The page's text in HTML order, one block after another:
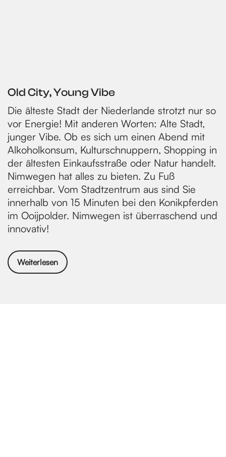
Old City, Young Vibe
Die älteste Stadt der Niederlande strotzt nur so
vor Energie! Mit anderen Worten: Alte Stadt,
junger Vibe. Ob es sich um einen Abend mit
Alkoholkonsum, Kulturschnuppern, Shopping in
der ältesten Einkaufsstraße oder Natur handelt.
Nimwegen hat alles zu bieten. Zu Fuß
erreichbar. Vom Stadtzentrum aus sind Sie
innerhalb von 15 Minuten bei den Konikpferden
im Ooijpolder. Nimwegen ist überraschend und
innovativ!
Weiterlesen